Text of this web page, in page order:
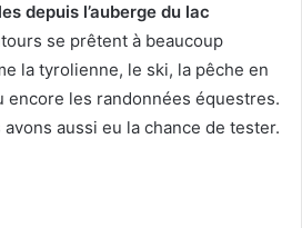
depuis l’auberge du lac
se prêtent à beaucoup
la tyrolienne, le ski, la pêche en
encore les randonnées équestres.
aussi eu la chance de tester.